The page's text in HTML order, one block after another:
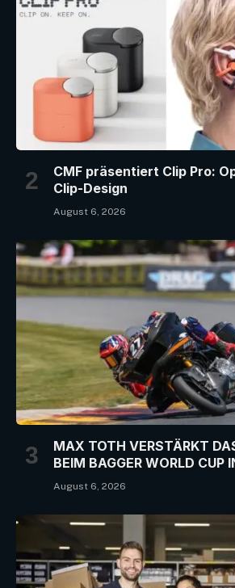
CMF präsentiert Clip Pro:
Clip-Design
August 6, 2026
MAX TOTH VERSTÄRKT
BEIM BAGGER WORLD CUP
August 6, 2026